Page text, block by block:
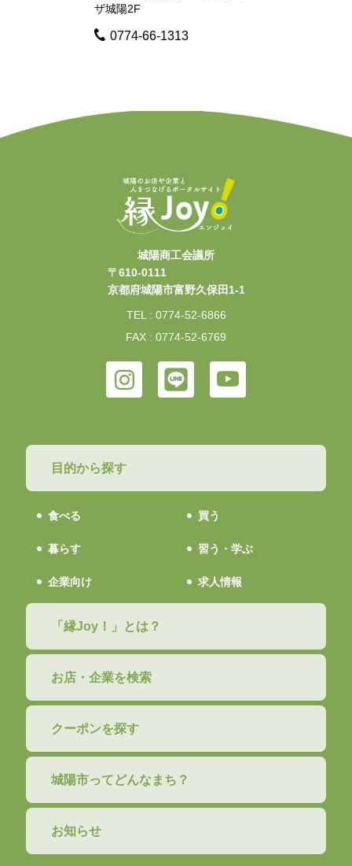
ザ城陽2F
0774-66-1313
城陽商工会議所
〒610-0111
京都府城陽市富野久保田1-1
TEL : 0774-52-6866
FAX : 0774-52-6769
目的から探す
食べる 買う
暮らす 習う・学ぶ
企業向け 求人情報
「縁Joy！」とは？
お店・企業を検索
クーポンを探す
城陽市ってどんなまち？
お知らせ